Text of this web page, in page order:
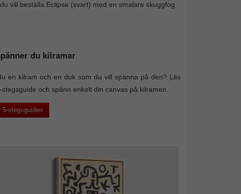
vill beställa Eclipse (svart) med en smalare skuggfog.
du kilramar
en kilram och en duk som du vill spänna på den? Läs
stegsguide och spänn enkelt din canvas på kilramen.
5-stegsguiden